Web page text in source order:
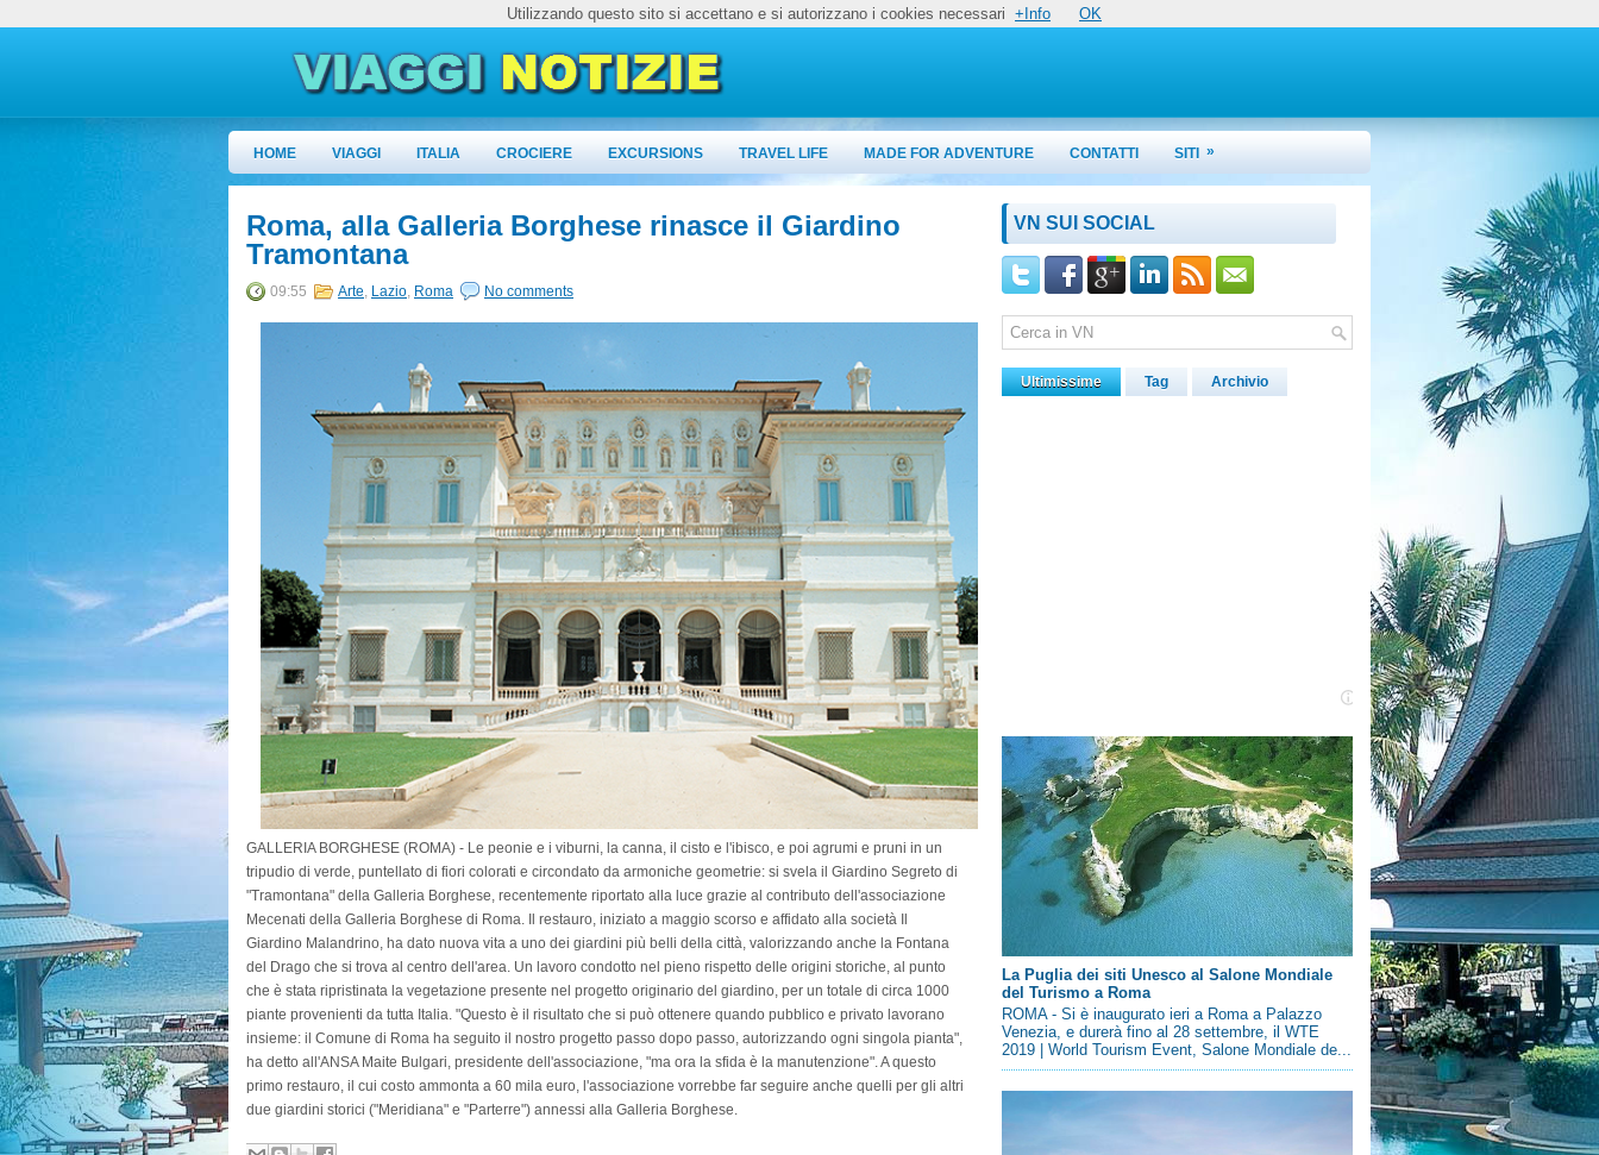
HOME VIAGGI ITALIA CROCIERE EXCURSIONS TRAVEL LIFE MADE FOR ADVENTURE CONTATTI SITI »
Roma, alla Galleria Borghese rinasce il Giardino
Tramontana
09:55 Arte, Lazio, Roma No comments
GALLERIA BORGHESE (ROMA) - Le peonie e i viburni, la canna, il cisto e l'ibisco, e poi agrumi e pruni in un
tripudio di verde, puntellato di fiori colorati e circondato da armoniche geometrie: si svela il Giardino Segreto di
"Tramontana" della Galleria Borghese, recentemente riportato alla luce grazie al contributo dell'associazione
Mecenati della Galleria Borghese di Roma. Il restauro, iniziato a maggio scorso e affidato alla società Il
Giardino Malandrino, ha dato nuova vita a uno dei giardini più belli della città, valorizzando anche la Fontana
del Drago che si trova al centro dell'area. Un lavoro condotto nel pieno rispetto delle origini storiche, al punto
che è stata ripristinata la vegetazione presente nel progetto originario del giardino, per un totale di circa 1000
piante provenienti da tutta Italia. "Questo è il risultato che si può ottenere quando pubblico e privato lavorano
insieme: il Comune di Roma ha seguito il nostro progetto passo dopo passo, autorizzando ogni singola pianta",
ha detto all'ANSA Maite Bulgari, presidente dell'associazione, "ma ora la sfida è la manutenzione". A questo
primo restauro, il cui costo ammonta a 60 mila euro, l'associazione vorrebbe far seguire anche quelli per gli altri
due giardini storici ("Meridiana" e "Parterre") annessi alla Galleria Borghese.
VN SUI SOCIAL
Ultimissime Tag Archivio
La Puglia dei siti Unesco al Salone Mondiale
del Turismo a Roma
ROMA - Si è inaugurato ieri a Roma a Palazzo
Venezia, e durerà fino al 28 settembre, il WTE
2019 | World Tourism Event, Salone Mondiale de...
Utilizzando questo sito si accettano e si autorizzano i cookies necessari +Info OK